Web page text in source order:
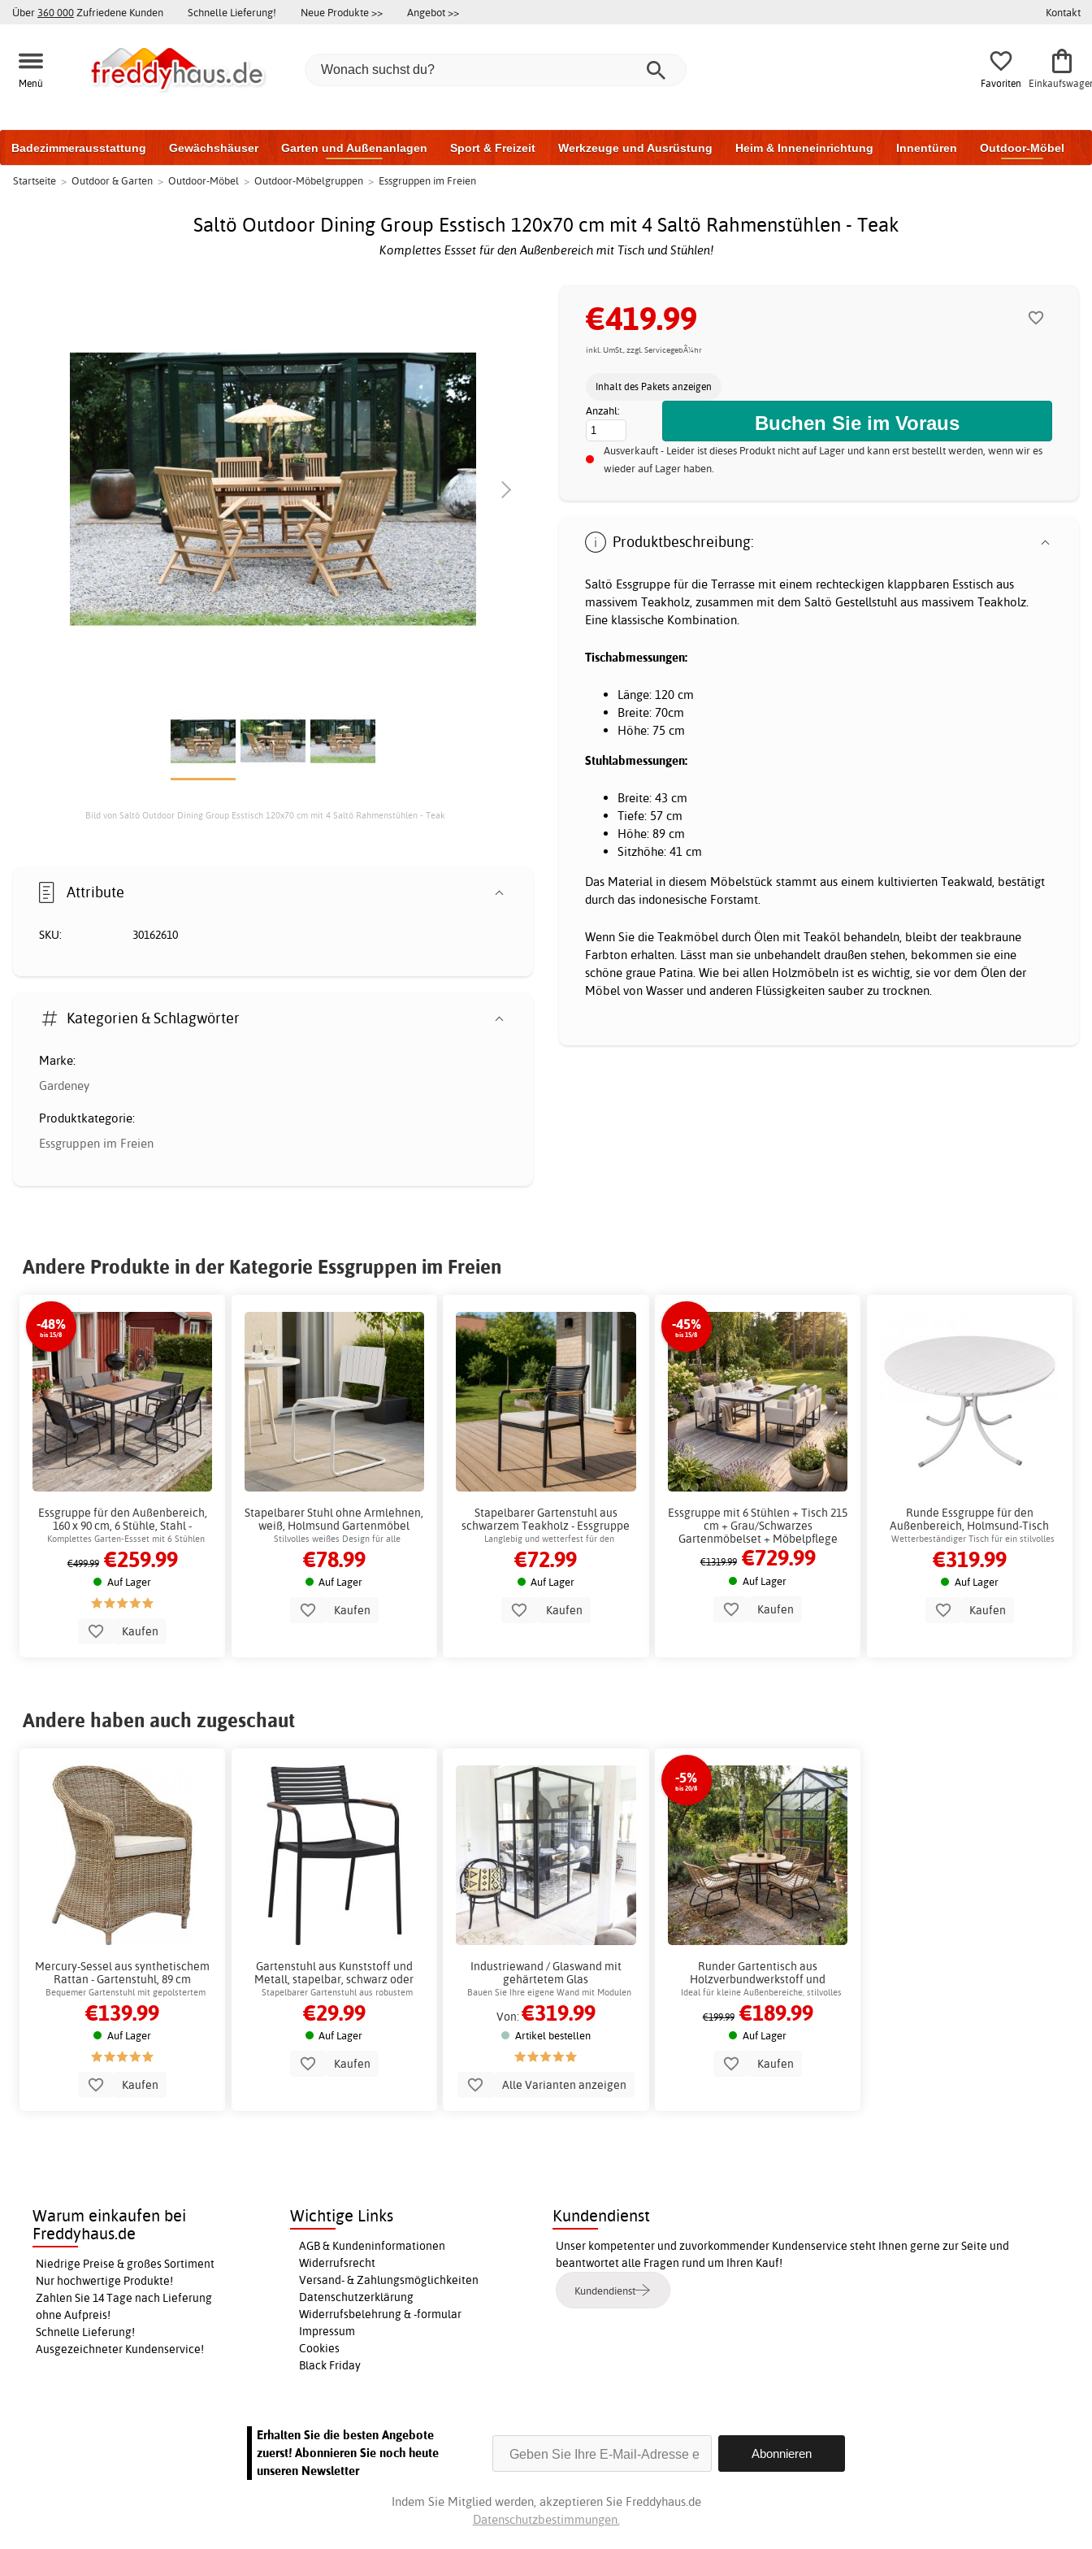
Über 360 000 Zufriedene Kunden Schnelle Lieferung! Neue Produkte >> Angebot >> Kontakt
Menü Favoriten
Badezimmerausstattung Gewächshäuser Garten und Außenanlagen Sport & Freizeit Werkzeuge und Ausrüstung Heim & Inneneinrichtung Innentüren Outdoor-Möbel
Gartenhäuser und Schuppen Haustüren Fenster Trainingsgeräte Möbel für das Badezimmer
Startseite > Outdoor & Garten > Outdoor-Möbel > Outdoor-Möbelgruppen > Essgruppen im Freien
Saltö Outdoor Dining Group Esstisch 120x70 cm mit 4 Saltö Rahmenstühlen - Teak
Komplettes Essset für den Außenbereich mit Tisch und Stühlen!
Bild von Saltö Outdoor Dining Group Esstisch 120x70 cm mit 4 Saltö Rahmenstühlen - Teak
€419.99
inkl. UmSt., zzgl. ServicegebÃ¼hr
Inhalt des Pakets anzeigen
Anzahl:
Ausverkauft - Leider ist dieses Produkt nicht auf Lager und kann erst bestellt werden, wenn wir es
wieder auf Lager haben.
Produktbeschreibung:
Saltö Essgruppe für die Terrasse mit einem rechteckigen klappbaren Esstisch aus
massivem Teakholz, zusammen mit dem Saltö Gestellstuhl aus massivem Teakholz.
Eine klassische Kombination.
Tischabmessungen:
Länge: 120 cm
Breite: 70cm
Höhe: 75 cm
Stuhlabmessungen:
Breite: 43 cm
Tiefe: 57 cm
Höhe: 89 cm
Sitzhöhe: 41 cm
Das Material in diesem Möbelstück stammt aus einem kultivierten Teakwald, bestätigt
durch das indonesische Forstamt.
Wenn Sie die Teakmöbel durch Ölen mit Teaköl behandeln, bleibt der teakbraune
Farbton erhalten. Lässt man sie unbehandelt draußen stehen, bekommen sie eine
schöne graue Patina. Wie bei allen Holzmöbeln ist es wichtig, sie vor dem Ölen der
Möbel von Wasser und anderen Flüssigkeiten sauber zu trocknen.
Attribute
SKU: 30162610
Kategorien & Schlagwörter
Marke:
Gardeney
Produktkategorie:
Essgruppen im Freien
Andere Produkte in der Kategorie Essgruppen im Freien
-48%
bis 15/8
Essgruppe für den Außenbereich,
160 x 90 cm, 6 Stühle, Stahl -
Sansibar + Möbelpflege
Komplettes Garten-Essset mit 6 Stühlen
€499.99 €259.99
Auf Lager
Kaufen
Stapelbarer Stuhl ohne Armlehnen,
weiß, Holmsund Gartenmöbel
Stilvolles weißes Design für alle
Außenbereiche
€78.99
Auf Lager
Kaufen
Stapelbarer Gartenstuhl aus
schwarzem Teakholz - Essgruppe
für den Außenbereich
Langlebig und wetterfest für den
Außeneinsatz
€72.99
Auf Lager
Kaufen
-45%
bis 15/8
Essgruppe mit 6 Stühlen + Tisch 215
cm + Grau/Schwarzes
Gartenmöbelset + Möbelpflege
€1319.99 €729.99
Auf Lager
Kaufen
Runde Essgruppe für den
Außenbereich, Holmsund-Tisch
Ø130 cm, weiß
Wetterbeständiger Tisch für ein stilvolles
Outdoor-Ambiente
€319.99
Auf Lager
Kaufen
Andere haben auch zugeschaut
Mercury-Sessel aus synthetischem
Rattan - Gartenstuhl, 89 cm
Bequemer Gartenstuhl mit gepolstertem
Kissen
€139.99
Auf Lager
Kaufen
Gartenstuhl aus Kunststoff und
Metall, stapelbar, schwarz oder
braun, Calle
Stapelbarer Gartenstuhl aus robustem
Kunststoff und Metall
€29.99
Auf Lager
Kaufen
Industriewand / Glaswand mit
gehärtetem Glas
Bauen Sie Ihre eigene Wand mit Modulen
Von: €319.99
Artikel bestellen
Alle Varianten anzeigen
-5%
bis 20/8
Runder Gartentisch aus
Holzverbundwerkstoff und
Aluminium, 105 cm - Lükenäs
Ideal für kleine Außenbereiche, stilvolles
Design
€199.99 €189.99
Auf Lager
Kaufen
Warum einkaufen bei
Freddyhaus.de
Niedrige Preise & großes Sortiment
Nur hochwertige Produkte!
Zahlen Sie 14 Tage nach Lieferung
ohne Aufpreis!
Schnelle Lieferung!
Ausgezeichneter Kundenservice!
Wichtige Links
AGB & Kundeninformationen
Widerrufsrecht
Versand- & Zahlungsmöglichkeiten
Datenschutzerklärung
Widerrufsbelehrung & -formular
Impressum
Cookies
Black Friday
Kundendienst
Unser kompetenter und zuvorkommender Kundenservice steht Ihnen gerne zur Seite und
beantwortet alle Fragen rund um Ihren Kauf!
Kundendienst
Erhalten Sie die besten Angebote
zuerst! Abonnieren Sie noch heute
unseren Newsletter
Indem Sie Mitglied werden, akzeptieren Sie Freddyhaus.de
Datenschutzbestimmungen.